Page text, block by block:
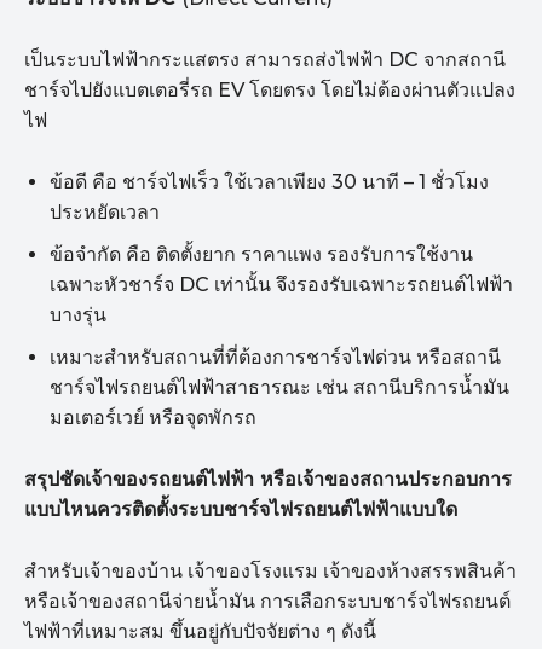
เป็นระบบไฟฟ้ากระแสตรง สามารถส่งไฟฟ้า DC จากสถานี
ชาร์จไปยังแบตเตอรี่รถ EV โดยตรง โดยไม่ต้องผ่านตัวแปลง
ไฟ
ข้อดี คือ ชาร์จไฟเร็ว ใช้เวลาเพียง 30 นาที – 1 ชั่วโมง
ประหยัดเวลา
ข้อจำกัด คือ ติดตั้งยาก ราคาแพง รองรับการใช้งาน
เฉพาะหัวชาร์จ DC เท่านั้น จึงรองรับเฉพาะรถยนต์ไฟฟ้า
บางรุ่น
เหมาะสำหรับสถานที่ที่ต้องการชาร์จไฟด่วน หรือสถานี
ชาร์จไฟรถยนต์ไฟฟ้าสาธารณะ เช่น สถานีบริการน้ำมัน
มอเตอร์เวย์ หรือจุดพักรถ
สรุปชัดเจ้าของรถยนต์ไฟฟ้า หรือเจ้าของสถานประกอบการ
แบบไหนควรติดตั้งระบบชาร์จไฟรถยนต์ไฟฟ้าแบบใด
สำหรับเจ้าของบ้าน เจ้าของโรงแรม เจ้าของห้างสรรพสินค้า
หรือเจ้าของสถานีจ่ายน้ำมัน การเลือกระบบชาร์จไฟรถยนต์
ไฟฟ้าที่เหมาะสม ขึ้นอยู่กับปัจจัยต่าง ๆ ดังนี้